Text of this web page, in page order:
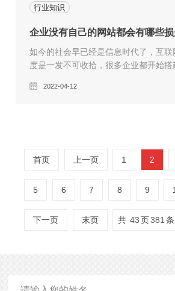
行业知识
企业没有自己的网站都会有哪些损
如今的社会早已经是信息时代了，互
度是一发不可收拾，很多企业都开始搭
这里，海源川汇就来说说如今的社会企
2022-04-12
首页 上一页 1 2
5 6 7 8 9
下一页 末页 共 43页381 条